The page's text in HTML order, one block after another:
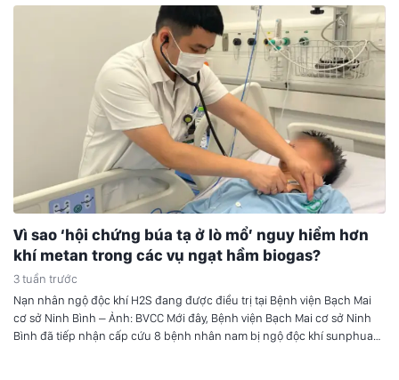
Vì sao ‘hội chứng búa tạ ở lò mổ’ nguy hiểm hơn
khí metan trong các vụ ngạt hầm biogas?
3 tuần trước
Nạn nhân ngộ độc khí H2S đang được điều trị tại Bệnh viện Bạch Mai
cơ sở Ninh Bình – Ảnh: BVCC Mới đây, Bệnh viện Bạch Mai cơ sở Ninh
Bình đã tiếp nhận cấp cứu 8 bệnh nhân nam bị ngộ độc khí sunphua